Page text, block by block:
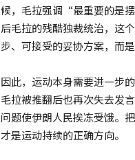
候，毛拉强调“最重要的是
后毛拉的残酷独裁统治，
步、可接受的妥协方案，而
因此，运动本身需要进一步
毛拉被推翻后也再次失去发
问题使伊朗人民挨冻受饿。
才是运动持续的正确方向。